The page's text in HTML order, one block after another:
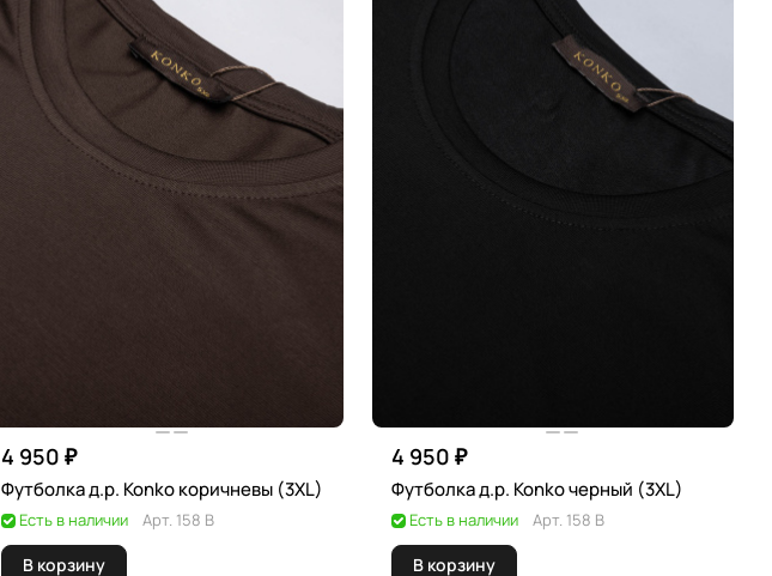
4 950 ₽
Футболка д.р. Konko коричневы (3XL)
Есть в наличии Арт. 158 В
В корзину
4 950 ₽
Футболка д.р. Konko черный (3XL)
Есть в наличии Арт. 158 В
В корзину